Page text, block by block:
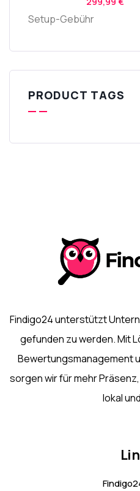
Setup-Gebühr
PRODUCT TAGS
Findigo24 unterstützt
gefunden zu werden. Mit
Bewertungsmanagement
sorgen wir für mehr
lokal